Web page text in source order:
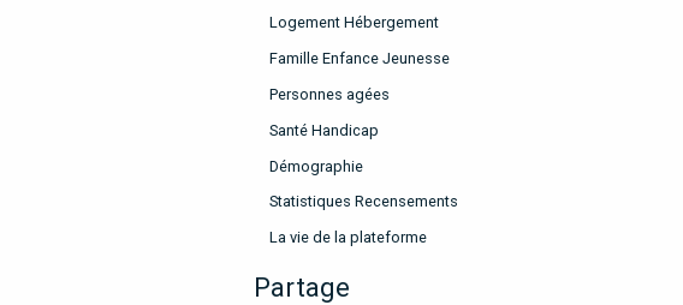
Logement Hébergement
Famille Enfance Jeunesse
Personnes agées
Santé Handicap
Démographie
Statistiques Recensements
La vie de la plateforme
Partage